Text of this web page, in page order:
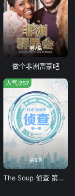
第7集
做个非洲富豪吧
第6期
人气:257
The Soup 侦查 第一季